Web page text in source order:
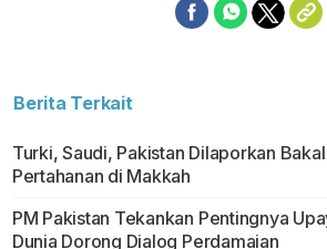
Berita Terkait
Turki, Saudi, Pakistan Dilaporkan
Pertahanan di Makkah
PM Pakistan Tekankan Pentingnya
Dunia Dorong Dialog Perdamaian